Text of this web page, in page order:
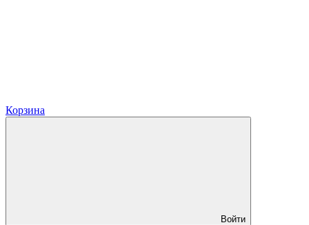
Корзина
Войти